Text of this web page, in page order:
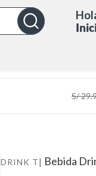
S/
DRINK T| Bebida